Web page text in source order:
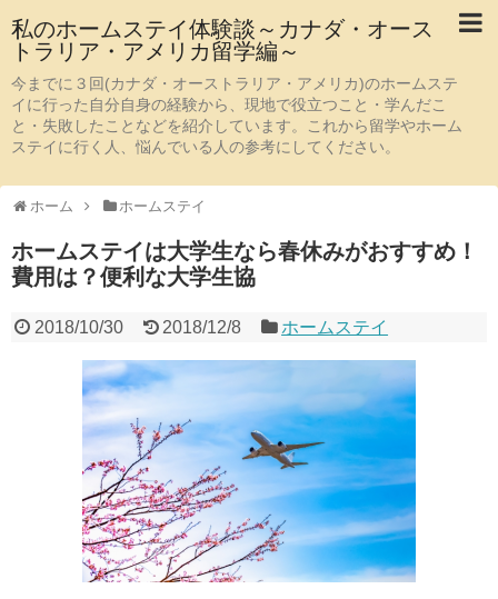
私のホームステイ体験談～カナダ・オース
トラリア・アメリカ留学編～
今までに３回(カナダ・オーストラリア・アメリカ)のホームステ
イに行った自分自身の経験から、現地で役立つこと・学んだこ
と・失敗したことなどを紹介しています。これから留学やホーム
ステイに行く人、悩んでいる人の参考にしてください。
ホーム ホームステイ
ホームステイは大学生なら春休みがおすすめ！
費用は？便利な大学生協
2018/10/30 2018/12/8 ホームステイ